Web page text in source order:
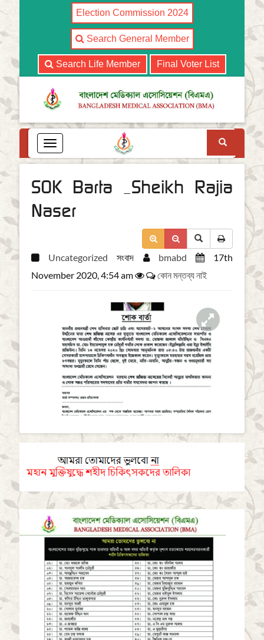
Election Commission 2024
Search General Member
Search Life Member Final Voter List
T
o
g
l
n
g
a
SOK Barta _Sheikh Rajia
Naser
Uncategorized সংবাদ bmabd
17th
November 2020, 4:54 am
কোন মন্তব্য নাই